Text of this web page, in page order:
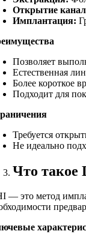
Открытие
Имплантация:
Позволяет
Естественная
Более короткое
Подходит для
Требуется
Не идеально
Что такое
— это метод